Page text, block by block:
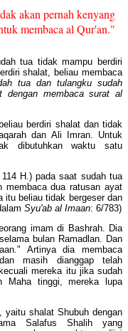
akan pernah kenyang
membaca al Qur'an."
tua tidak mampu berdiri
shalat, beliau membaca
tua dan tulangku sudah
dengan membaca surat al
berdiri shalat dan tidak
dan Ali Imran. Untuk
dibutuhkan waktu satu
H.) pada saat sudah tua
membaca dua ratusan ayat
itu beliau tidak bergeser dan
Syu'ab al Imaan: 6/783)
imam di Bashrah. Dia
bulan Ramadlan. Dan
Artinya dia membaca
masih dianggap telah
mereka itu jika sudah
Maha tinggi, mereka lupa
yaitu shalat Shubuh dengan
Salafus Shalih yang